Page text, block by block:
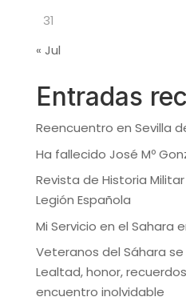
31
« Jul
Entradas
Reencuentro en Sevilla
Ha fallecido José Mº
Revista de Historia
Legión Española
Mi Servicio en el Sahara
Veteranos del Sáhara
Lealtad, honor,
encuentro inolvidable